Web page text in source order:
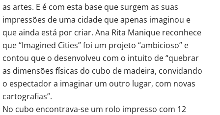
as artes. E é com esta base que surgem as suas
impressões de uma cidade que apenas imaginou e
que ainda está por criar. Ana Rita Manique reconhece
que “Imagined Cities” foi um projeto “ambicioso” e
contou que o desenvolveu com o intuito de “quebrar
as dimensões físicas do cubo de madeira, convidando
o espectador a imaginar um outro lugar, com novas
cartografias”.
No cubo encontrava-se um rolo impresso com 12